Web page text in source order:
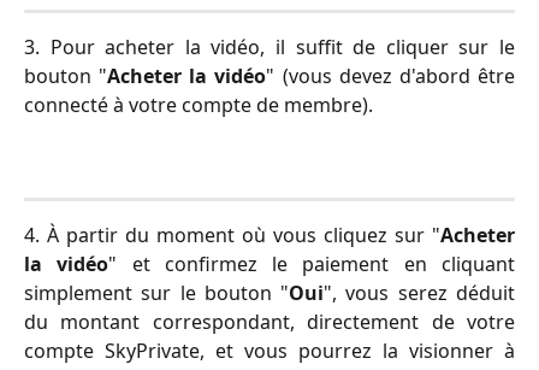
3. Pour acheter la vidéo, il suffit de cliquer sur le
bouton "Acheter la vidéo" (vous devez d'abord être
connecté à votre compte de membre).
4. À partir du moment où vous cliquez sur "Acheter
la vidéo" et confirmez le paiement en cliquant
simplement sur le bouton "Oui", vous serez déduit
du montant correspondant, directement de votre
compte SkyPrivate, et vous pourrez la visionner à